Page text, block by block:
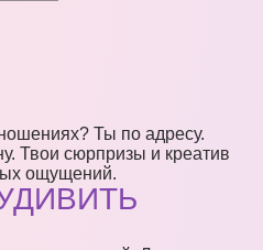
Ты по адресу.
Твои сюрпризы и креатив
ощущений.